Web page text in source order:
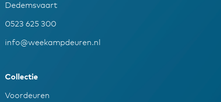
Dedemsvaart
0523 625 300
info@weekampdeuren.nl
Collectie
Voordeuren